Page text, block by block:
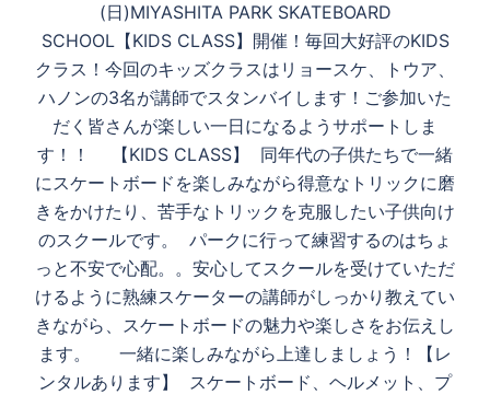
生
す
る
ビ
ゲ
シ
ョ
ン
(日)MIYASHITA PARK SKATEBOARD
SCHOOL【KIDS CLASS】開催！毎回大好評のKIDS
クラス！今回のキッズクラスはリョースケ、トウア、
ハノンの3名が講師でスタンバイします！ご参加いた
だく皆さんが楽しい一日になるようサポートしま
す！！ 【KIDS CLASS】 同年代の子供たちで一緒
にスケートボードを楽しみながら得意なトリックに磨
きをかけたり、苦手なトリックを克服したい子供向け
のスクールです。 パークに行って練習するのはちょ
っと不安で心配。。安心してスクールを受けていただ
けるように熟練スケーターの講師がしっかり教えてい
きながら、スケートボードの魅力や楽しさをお伝えし
ます。 一緒に楽しみながら上達しましょう！【レ
ンタルあります】 スケートボード、ヘルメット、プ